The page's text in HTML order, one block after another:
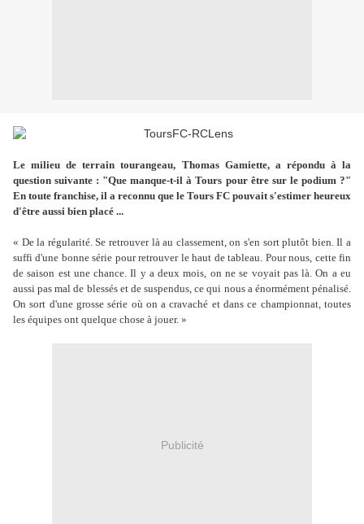
Le milieu de terrain tourangeau, Thomas Gamiette, a répondu à la
question suivante : "Que manque-t-il à Tours pour être sur le podium ?"
En toute franchise, il a reconnu que le Tours FC pouvait s'estimer heureux
d'être aussi bien placé ...
« De la régularité. Se retrouver là au classement, on s'en sort plutôt bien. Il a
suffi d'une bonne série pour retrouver le haut de tableau. Pour nous, cette fin
de saison est une chance. Il y a deux mois, on ne se voyait pas là. On a eu
aussi pas mal de blessés et de suspendus, ce qui nous a énormément pénalisé.
On sort d'une grosse série où on a cravaché et dans ce championnat, toutes
les équipes ont quelque chose à jouer. »
Publicité